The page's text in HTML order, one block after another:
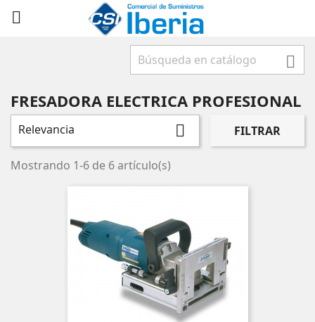


FRESADORA ELECTRICA PROFESIONAL
Relevancia  FILTRAR
Mostrando 1-6 de 6 artículo(s)